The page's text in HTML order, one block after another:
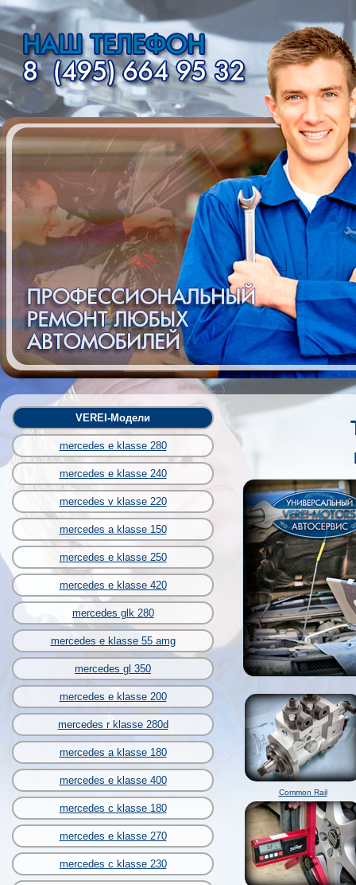
VEREI-Модели
mercedes e klasse 280
mercedes e klasse 240
mercedes v klasse 220
mercedes a klasse 150
mercedes e klasse 250
mercedes e klasse 420
mercedes glk 280
mercedes e klasse 55 amg
mercedes gl 350
mercedes e klasse 200
mercedes r klasse 280d
mercedes a klasse 180
mercedes e klasse 400
mercedes c klasse 180
mercedes e klasse 270
mercedes c klasse 230
Common Rail